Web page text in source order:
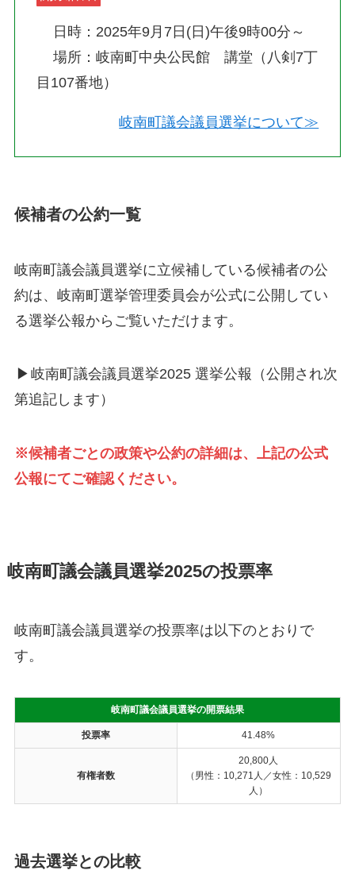
日時：2025年9月7日(日)午後9時00分～
場所：岐南町中央公民館 講堂（八剣7丁
目107番地）
岐南町議会議員選挙について≫
候補者の公約一覧
岐南町議会議員選挙に立候補している候補者の公
約は、岐南町選挙管理委員会が公式に公開してい
る選挙公報からご覧いただけます。
▶ 岐南町議会議員選挙2025 選挙公報（公開され次
第追記します）
※候補者ごとの政策や公約の詳細は、上記の公式
公報にてご確認ください。
岐南町議会議員選挙2025の投票率
岐南町議会議員選挙の投票率は以下のとおりで
す。
岐南町議会議員選挙の開票結果
投票率 41.48%
有権者数
20,800人
（男性：10,271人／女性：10,529
人）
過去選挙との比較